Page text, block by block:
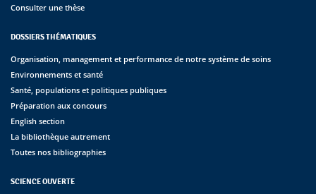
Consulter une thèse
DOSSIERS THÉMATIQUES
Organisation, management et performance de notre système de soins
Environnements et santé
Santé, populations et politiques publiques
Préparation aux concours
English section
La bibliothèque autrement
Toutes nos bibliographies
SCIENCE OUVERTE